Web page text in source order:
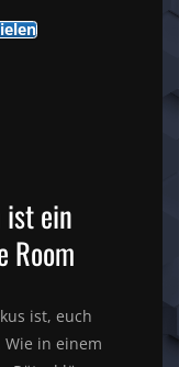
ist ein
Room
ist, euch
in einem